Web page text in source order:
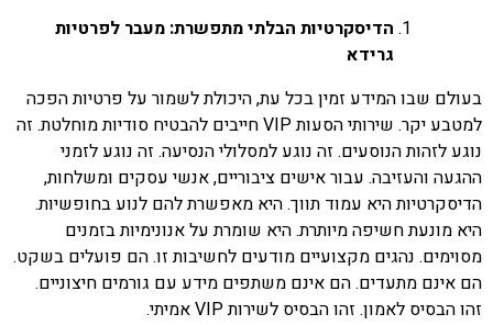
הדיסקרטיות הבלתי מתפשרת: מעבר לפרטיות
גרידא
בעולם שבו המידע זמין בכל עת, היכולת לשמור על פרטיות הפכה
למטבע יקר. שירותי הסעות VIP חייבים להבטיח סודיות מוחלטת. זה
נוגע לזהות הנוסעים. זה נוגע למסלולי הנסיעה. זה נוגע לזמני
ההגעה והעזיבה. עבור אישים ציבוריים, אנשי עסקים ומשלחות,
הדיסקרטיות היא עמוד תווך. היא מאפשרת להם לנוע בחופשיות.
היא מונעת חשיפה מיותרת. היא שומרת על אנונימיות בזמנים
מסוימים. נהגים מקצועיים מודעים לחשיבות זו. הם פועלים בשקט.
הם אינם מתעדים. הם אינם משתפים מידע עם גורמים חיצוניים.
זהו הבסיס לאמון. זהו הבסיס לשירות VIP אמיתי.